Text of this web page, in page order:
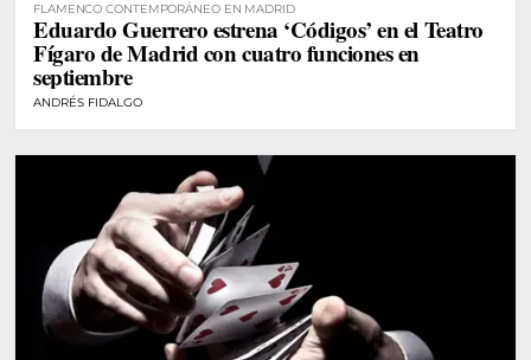
FLAMENCO CONTEMPORÁNEO EN MADRID
Eduardo Guerrero estrena ‘Códigos’ en el Teatro
Fígaro de Madrid con cuatro funciones en
septiembre
ANDRÉS FIDALGO